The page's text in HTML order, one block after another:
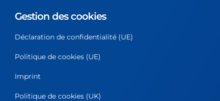
Gestion des cookies
Déclaration de confidentialité (UE)
Politique de cookies (UE)
Imprint
Politique de cookies (UK)